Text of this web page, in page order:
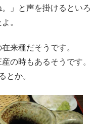
」と声を掛けるといろ
。
来種だそうです。
の時もあるそうです。
とか。